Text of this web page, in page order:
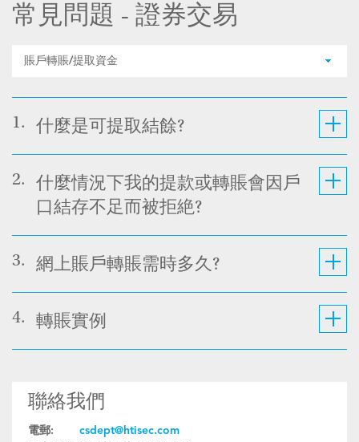
常見問題 - 證券交易
賬戶轉賬/提取資金
1. 什麼是可提取結餘?
2.
什麼情況下我的提款或轉賬會因戶
口結存不足而被拒絶?
3. 網上賬戶轉賬需時多久?
4. 轉賬實例
聯絡我們
電郵:
csdept@htisec.com